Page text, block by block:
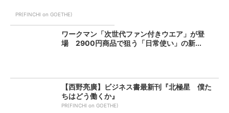
PR(FINCHI on GOETHE)
ワークマン「次世代ファン付きウエア」が登
場 2900円商品で狙う「日常使い」の新...
【西野亮廣】ビジネス書最新刊『北極星 僕た
ちはどう働くか』
PR(FINCHI on GOETHE)